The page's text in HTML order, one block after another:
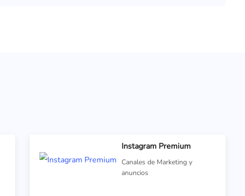
Instagram Premium
Canales de Marketing y
anuncios